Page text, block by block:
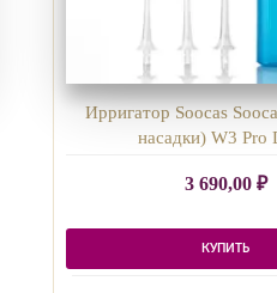
Ирригатор Soocas
насадки) W3 Pro
3 690,00 ₽
КУПИТЬ